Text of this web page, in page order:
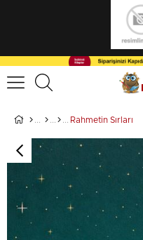
Rahmetin Sırları